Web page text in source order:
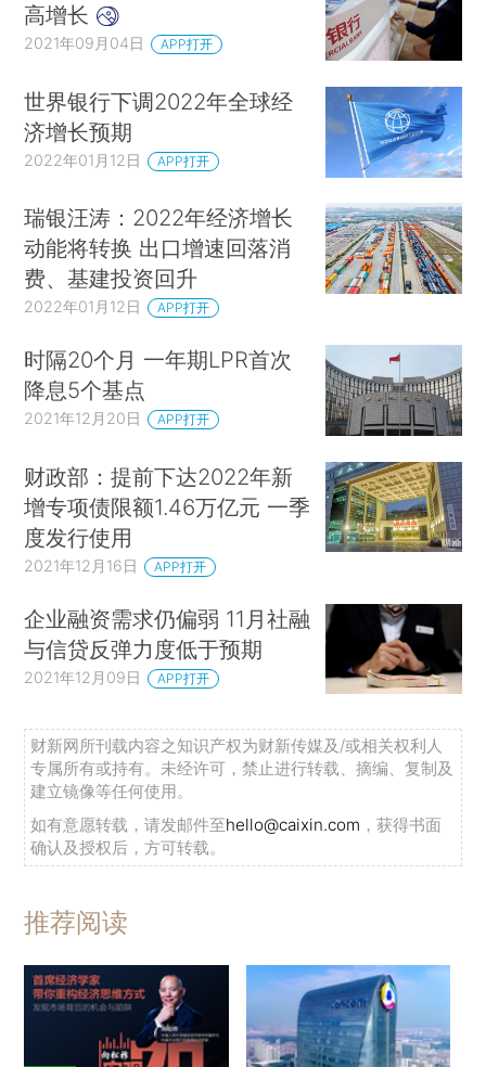
高增长
2021年09月04日 APP打开
世界银行下调2022年全球经
济增长预期
2022年01月12日 APP打开
瑞银汪涛：2022年经济增长
动能将转换 出口增速回落消
费、基建投资回升
2022年01月12日 APP打开
时隔20个月 一年期LPR首次
降息5个基点
2021年12月20日 APP打开
财政部：提前下达2022年新
增专项债限额1.46万亿元 一季
度发行使用
2021年12月16日 APP打开
企业融资需求仍偏弱 11月社融
与信贷反弹力度低于预期
2021年12月09日 APP打开
财新网所刊载内容之知识产权为财新传媒及/或相关权利人
专属所有或持有。未经许可，禁止进行转载、摘编、复制及
建立镜像等任何使用。
如有意愿转载，请发邮件至hello@caixin.com ，获得书面
确认及授权后，方可转载。
推荐阅读